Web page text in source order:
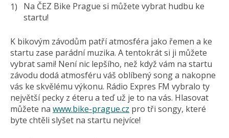
Na ČEZ Bike Prague si můžete vybrat hudbu ke
startu!
K bikovým závodům patří atmosféra jako řemen a ke
startu zase parádní muzika. A tentokrát si ji můžete
vybrat sami! Není nic lepšího, než když vám na startu
závodu dodá atmosféru váš oblíbený song a nakopne
vás ke skvělému výkonu. Rádio Expres FM vybralo ty
největší pecky z éteru a teď už je to na vás. Hlasovat
můžete na www.bike-prague.cz pro tři songy, které
byte chtěli slyšet na startu nejvíce!